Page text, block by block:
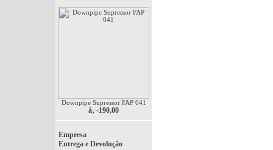
Downpipe Supressor FAP 041
â‚¬190,00
Empresa
Entrega e Devolução